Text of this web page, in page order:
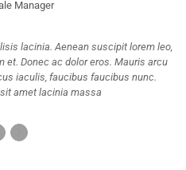
Manager
lacinia. Aenean suscipit lorem leo,
et. Donec ac dolor eros. Mauris arcu
iaculis, faucibus faucibus nunc.
amet lacinia massa